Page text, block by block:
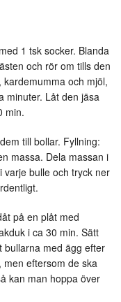
1 tsk socker. Blanda
och rör om tills den
kardemumma och mjöl,
minuter. Låt den jäsa
min.
till bollar. Fyllning:
massa. Dela massan i
varje bulle och tryck ner
på en plåt med
i ca 30 min. Sätt
bullarna med ägg efter
eftersom de ska
kan man hoppa över